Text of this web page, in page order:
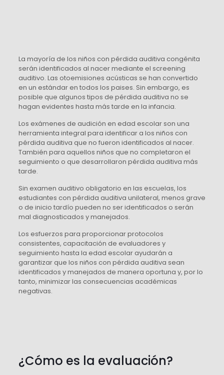
La mayoría de los niños con pérdida auditiva congénita
serán identificados al nacer mediante el screening
auditivo. Las otoemisiones acústicas se han convertido
en un estándar en todos los paises. Sin embargo, es
posible que algunos tipos de pérdida auditiva no se
hagan evidentes hasta más tarde en la infancia.
Los exámenes de audición en edad escolar son una
herramienta integral para identificar a los niños con
pérdida auditiva que no fueron identificados al nacer.
También para aquellos niños que no completaron el
seguimiento o que desarrollaron pérdida auditiva más
tarde.
Sin examen auditivo obligatorio en las escuelas, los
estudiantes con pérdida auditiva unilateral, menos grave
o de inicio tardío pueden no ser identificados o serán
mal diagnosticados y manejados.
Los esfuerzos para proporcionar protocolos
consistentes, capacitación de evaluadores y
seguimiento hasta la edad escolar ayudarán a
garantizar que los niños con pérdida auditiva sean
identificados y manejados de manera oportuna y, por lo
tanto, minimizar las consecuencias académicas
negativas.
¿Cómo es la evaluación?